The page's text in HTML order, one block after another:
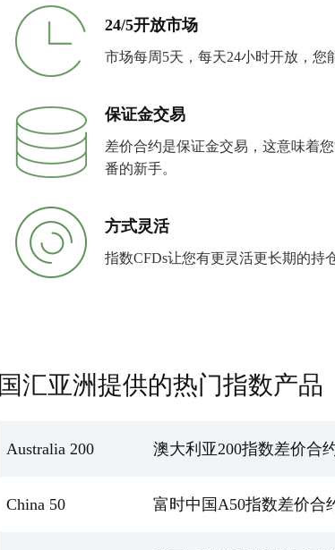
24/5开放市场
市场每周5天，每天24小时开放，您
保证金交易
差价合约是保证金交易，这意味着
番的新手。
方式灵活
指数CFDs让您有更灵活更长期的持
国汇亚洲提供的热门指数产品
Australia 200 澳大利亚200指数差价合
China 50 富时中国A50指数差价合